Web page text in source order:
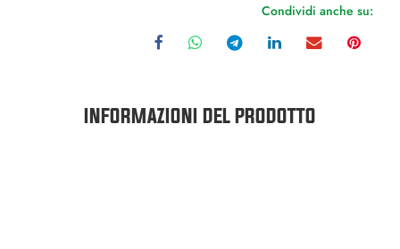
Condividi anche su:
INFORMAZIONI DEL PRODOTTO